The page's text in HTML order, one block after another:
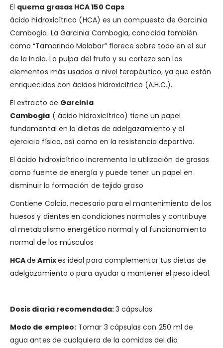
El quema grasas HCA 150 Caps
ácido hidroxicítrico (HCA) es un compuesto de Garcinia
Cambogia. La Garcinia Cambogia, conocida también
como “Tamarindo Malabar” florece sobre todo en el sur
de la India. La pulpa del fruto y su corteza son los
elementos más usados a nivel terapéutico, ya que están
enriquecidas con ácidos hidroxicitrico (A.H.C.).
El extracto de Garcinia
Cambogia ( ácido hidroxicítrico) tiene un papel
fundamental en la dietas de adelgazamiento y el
ejercicio físico, así como en la resistencia deportiva.
El ácido hidroxicítrico incrementa la utilización de grasas
como fuente de energía y puede tener un papel en
disminuir la formación de tejido graso
Contiene Calcio, necesario para el mantenimiento de los
huesos y dientes en condiciones normales ycontribuye
al metabolismo energético normal yal funcionamiento
normal de los músculos
HCAde Amixes ideal para complementar tus dietas de
adelgazamiento o para ayudar a mantener el peso ideal.
Dosis diaria recomendada:3 cápsulas
Modo de empleo: Tomar 3 cápsulas con 250 ml de
agua antes de cualquiera de la comidas del día